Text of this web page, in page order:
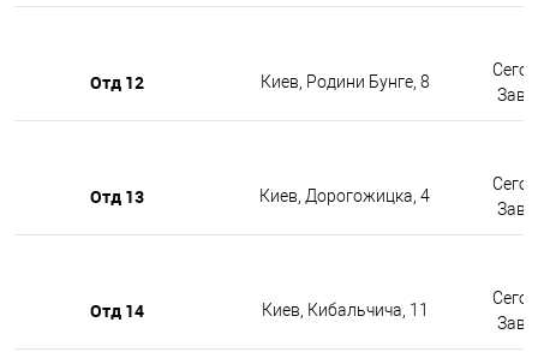
Отд 12 Киев, Родини Бунге, 8
Отд 13 Киев, Дорогожицка, 4
Отд 14 Киев, Кибальчича, 11